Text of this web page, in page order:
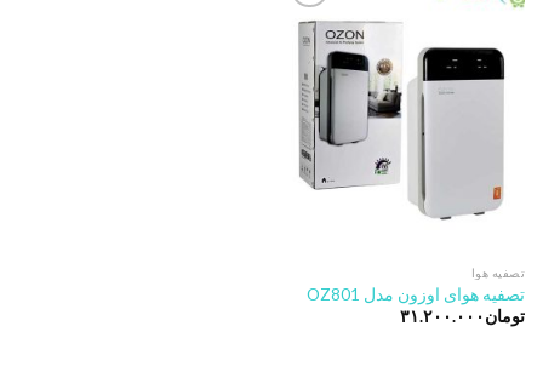
Add to
wishlist
تصفیه هوا
تصفیه هوای اوزون مدل OZ801
تومان ۳۱.۲۰۰.۰۰۰